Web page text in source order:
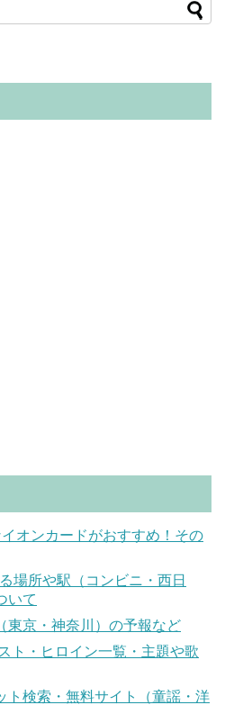
オンカードがおすすめ！その
場所や駅（コンビニ・西日
いて
東京・神奈川）の予報など
ト・ヒロイン一覧・主題や歌
ト検索・無料サイト（童謡・洋